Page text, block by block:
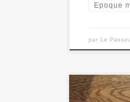
Epoque
par Le